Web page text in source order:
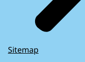
Sitemap